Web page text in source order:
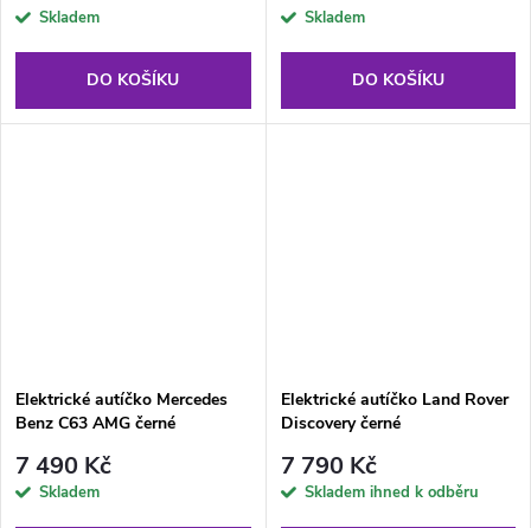
Skladem
DO KOŠÍKU
Skladem
DO KOŠÍKU
Elektrické autíčko Mercedes
Benz C63 AMG černé
7 490 Kč
Skladem
Elektrické autíčko Land Rover
Discovery černé
7 790 Kč
Skladem ihned k odběru